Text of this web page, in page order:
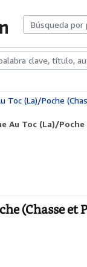
antiguosArte y
Toc (La)/Poche
Au Toc (La)/Poche
(Chasse et